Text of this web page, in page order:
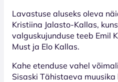
Lavastuse aluseks oleva
Kristiina Jalasto-Kallas,
valguskujunduse teeb Emil
Must ja Elo Kallas.
Kahe etenduse vahel
Sisaski Tähistaeva